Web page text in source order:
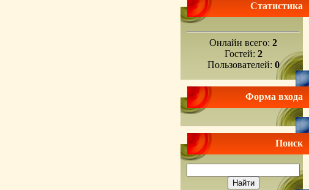
Статистика
Онлайн всего: 2
Гостей: 2
Пользователей: 0
Форма входа
Поиск